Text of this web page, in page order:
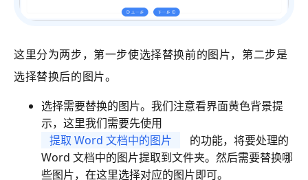
这里分为两步，第一步使选择替换前的图片，第二步是
选择替换后的图片。
选择需要替换的图片。我们注意看界面黄色背景提
示，这里我们需要先使用
提取 Word 文档中的图片
的功能，将要处理的
Word 文档中的图片提取到文件夹。然后需要替换哪
些图片，在这里选择对应的图片即可。